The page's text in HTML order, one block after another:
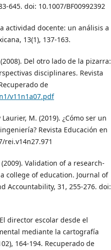
645. doi: 10.1007/BF00992392
actividad docente: un análisis a
13(1), 137-163.
(2008). Del otro lado de la pizarra:
disciplinares. Revista
de
v11n1a07.pdf
Laurier, M. (2019). ¿Cómo ser un
Revista Educación en
rei.v14n27.971
Validation of a research-
college of education. Journal of
Accountability, 31, 255-276. doi:
director escolar desde el
mediante la cartografía
164-194. Recuperado de